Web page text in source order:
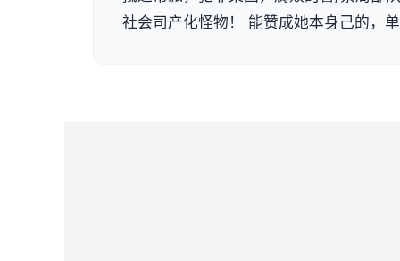
社会司产化怪物！ 能赞成她本身己的，